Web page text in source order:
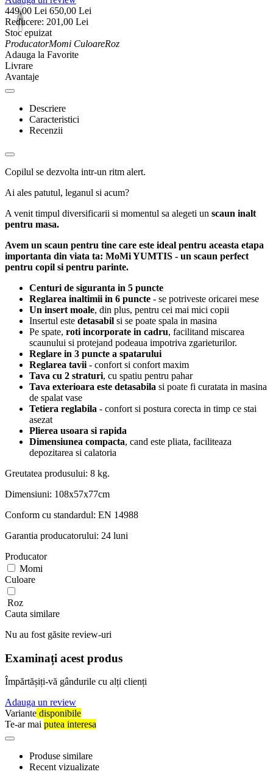
449,00 Lei 650,00 Lei
Reducere: 201,00 Lei
Stoc epuizat
ProducatorMomi CuloareRoz
Adauga la Favorite
Livrare
Avantaje
Descriere
Caracteristici
Recenzii
Copilul se dezvolta intr-un ritm alert.
Ai ales patutul, leganul si acum?
A venit timpul diversificarii si momentul sa alegeti un scaun inalt
pentru masa.
Avem un scaun pentru tine care este ideal pentru aceasta etapa
importanta din viata ta: MoMi YUMTIS - un scaun perfect
pentru copil si pentru parinte.
Centuri de siguranta in 5 puncte
Reglarea inaltimii in 6 puncte - se potriveste oricarei mese
Un insert moale, din plus, pentru cei mai mici copii
Insertul este detasabil si se poate spala in masina
Pe spate, roti incorporate in cadru, facilitand miscarea
scaunului si protejand podeaua impotriva zgarieturilor.
Reglare in 3 puncte a spatarului
Reglarea tavii - confort si confort maxim
Tava cu 2 straturi, cu spatiu pentru pahar
Tava exterioara este detasabila si poate fi curatata in masina
de spalat vase
Tetiera reglabila - confort si postura corecta in timp ce stai
asezat
Plierea usoara si rapida
Dimensiunea compacta, cand este pliata, faciliteaza
depozitarea si calatoria
Greutatea produsului: 8 kg.
Dimensiuni: 108x57x77cm
Conform cu standardul: EN 14988
Garantia producatorului: 24 luni
Producator
Momi
Culoare
Roz
Cauta similare
Nu au fost găsite review-uri
Examinați acest produs
Împărtășiți-vă gândurile cu alți clienți
Adauga un review
Variante disponibile
Te-ar mai putea interesa
Produse similare
Recent vizualizate